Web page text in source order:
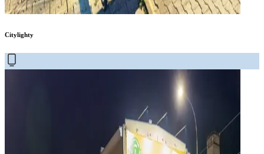
Citylighty